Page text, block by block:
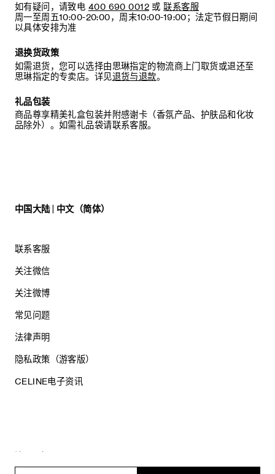
如有疑问，请致电 400 690 0012 或 联系客服
周一至周五10:00-20:00，周末10:00-19:00；法定节假日期间
以具体安排为准
退换货政策
如需退货，您可以选择由思琳指定的物流商上门取货或退还至
思琳指定的专卖店。详见退货与退款。
礼品包装
商品尊享精美礼盒包装并附感谢卡（香氛产品、护肤品和化妆
品除外）。如需礼品袋请联系客服。
中国大陆 | 中文（简体）
联系客服
关注微信
关注微博
常见问题
法律声明
隐私政策（游客版）
CELINE电子资讯
思琳商贸（上海）有限公司